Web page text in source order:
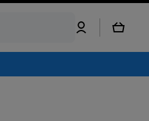
ConnexionPanier